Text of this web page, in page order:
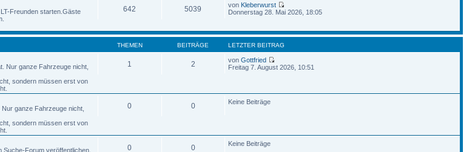
Freunden starten.Gäste
642 5039 von Kleberwurst
Donnerstag 28. Mai 2026, 18:05
THEMEN BEITRÄGE LETZTER BEITRAG
Nur ganze Fahrzeuge nicht,
sondern müssen erst von
1 2 vonGottfried
Freitag 7. August 2026, 10:51
ganze Fahrzeuge nicht,
sondern müssen erst von
0 0 Keine Beiträge
Suche-Forum veröffentlichen.
0 0 Keine Beiträge